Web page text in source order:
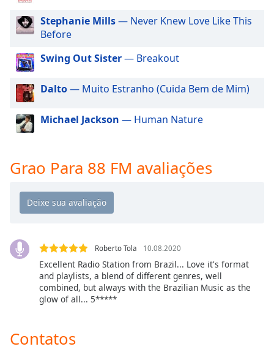
modal
window.
Beginning
dialog
window.
Escape
close
window.
Color
Stephanie Mills— Never Knew Love Like This
Before
Swing Out Sister— Breakout
Dalto— Muito Estranho (Cuida Bem de Mim)
Michael Jackson — Human Nature
Grao Para 88 FM avaliações
Roberto Tola 10.08.2020
Excellent Radio Station from Brazil... Love it's format
and playlists, a blend of different genres, well
combined, but always with the Brazilian Music as the
glow of all... 5*****
Contatos